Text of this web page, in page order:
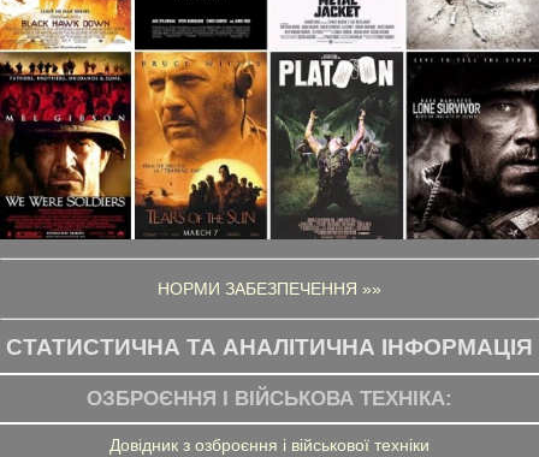
НОРМИ ЗАБЕЗПЕЧЕННЯ »»
СТАТИСТИЧНА ТА АНАЛІТИЧНА ІНФОРМАЦІЯ
ОЗБРОЄННЯ І ВІЙСЬКОВА ТЕХНІКА:
Довідник з озброєння і військової техніки